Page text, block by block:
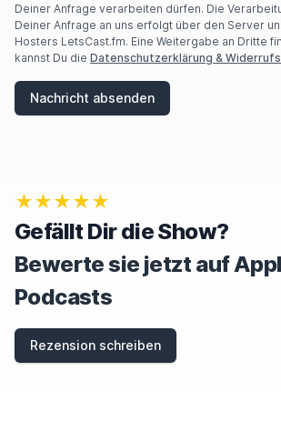
Deiner Anfrage verarbeiten dürfen. Die
Deiner Anfrage an uns erfolgt über den Server
Hosters LetsCast.fm. Eine Weitergabe an Dritte
kannst Du die Datenschutzerklärung &
Nachricht absenden
★★★★★
Gefällt Dir die Show?
Bewerte sie jetzt auf
Podcasts
Rezension schreiben